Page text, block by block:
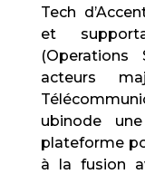
Tech
et
acteurs
ubinode
plateforme
à la fusion